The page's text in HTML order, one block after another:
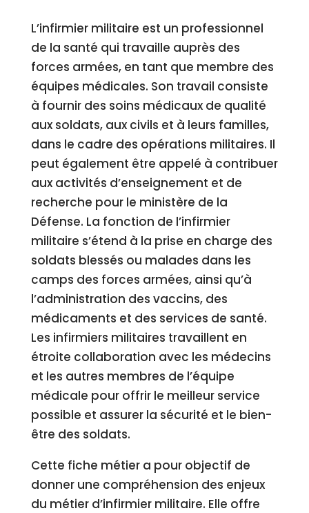
L’infirmier militaire est un professionnel
de la santé qui travaille auprès des
forces armées, en tant que membre des
équipes médicales. Son travail consiste
à fournir des soins médicaux de qualité
aux soldats, aux civils et à leurs familles,
dans le cadre des opérations militaires. Il
peut également être appelé à contribuer
aux activités d’enseignement et de
recherche pour le ministère de la
Défense. La fonction de l’infirmier
militaire s’étend à la prise en charge des
soldats blessés ou malades dans les
camps des forces armées, ainsi qu’à
l’administration des vaccins, des
médicaments et des services de santé.
Les infirmiers militaires travaillent en
étroite collaboration avec les médecins
et les autres membres de l’équipe
médicale pour offrir le meilleur service
possible et assurer la sécurité et le bien-
être des soldats.
Cette fiche métier a pour objectif de
donner une compréhension des enjeux
du métier d’infirmier militaire. Elle offre